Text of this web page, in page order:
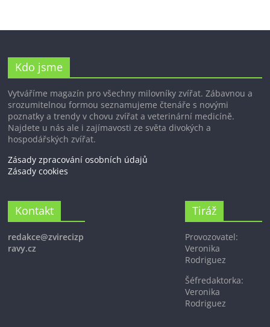
Kdo jsme
Vytváříme magazín pro všechny milovníky zvířat. Zábavnou a
srozumitelnou formou seznamujeme čtenáře s novými
poznatky a trendy v chovu zvířat a veterinární medicíně.
Najdete u nás ale i zajímavosti ze světa divokých a
hospodářských zvířat.
Zásady zpracování osobních údajů
Zásady cookies
Kontakt
redakce@zvirecizp
ravy.cz
Tiráž
Provozovatel:
Veronika
Rodriguez
Šéfredaktorka:
Veronika
Rodriguez